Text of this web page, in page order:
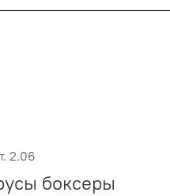
2.06
боксеры